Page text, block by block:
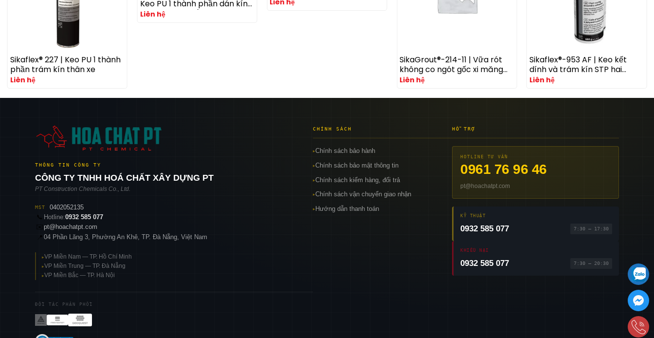
Sikaflex® 227 | Keo PU 1 thành
phần trám kín thân xe
Liên hệ
Keo PU 1 thành phần dán kính
kết cấu đóng rắn nhanh cho
Liên hệ
SikaGrout®-214-11 | Vữa rót
không co ngót gốc xi măng
cường độ cao cho bệ máy và
Liên hệ
Sikaflex®-953 AF | Keo kết
dính và trám kín STP hai
thành phần kháng nấm khuẩn
Liên hệ
THÔNG TIN CÔNG TY
CÔNG TY TNHH HOÁ CHẤT XÂY DỰNG PT
PT Construction Chemicals Co., Ltd.
MST
0402052135
📞 Hotline:0932 585 077
✉️
pt@hoachatpt.com
04 Phần Lăng 3, Phường An Khê, TP. Đà Nẵng, Việt Nam
▸VP Miền Nam — TP. Hồ Chí Minh
▸VP Miền Trung — TP. Đà Nẵng
▸VP Miền Bắc — TP. Hà Nội
ĐỐI TÁC PHÂN PHỐI
CHÍNH SÁCH
▸Chính sách bảo hành
▸Chính sách bảo mật thông tin
▸Chính sách kiểm hàng, đổi trả
▸Chính sách vận chuyển giao nhận
▸ Hướng dẫn thanh toán
HỖ TRỢ
HOTLINE TƯ VẤN
0961 76 96 46
pt@hoachatpt.com
KỸ THUẬT
0932 585 077 7:30 – 17:30
KHIẾU NẠI
0932 585 077 7:30 – 20:30